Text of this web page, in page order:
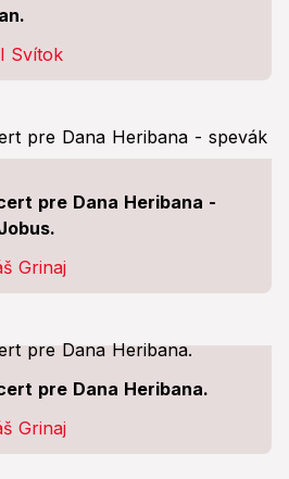
Svítok
pre Dana Heribana -
Grinaj
pre Dana Heribana.
Grinaj